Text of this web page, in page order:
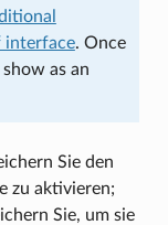
interface. Once
as an
Sie den
zu aktivieren;
Sie, um sie